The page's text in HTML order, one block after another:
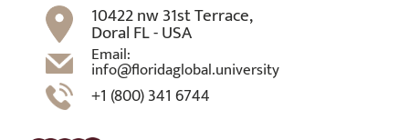
10422 nw 31st Terrace,
Doral FL - USA
Email:
info@floridaglobal.university
+1 (800) 341 6744